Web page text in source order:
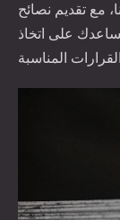
مع تقديم نصائح
على اتخاذ